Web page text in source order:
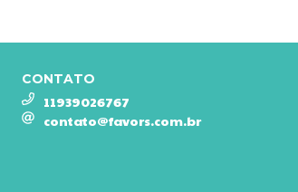
CONTATO
11939026767
contato@favors.com.br